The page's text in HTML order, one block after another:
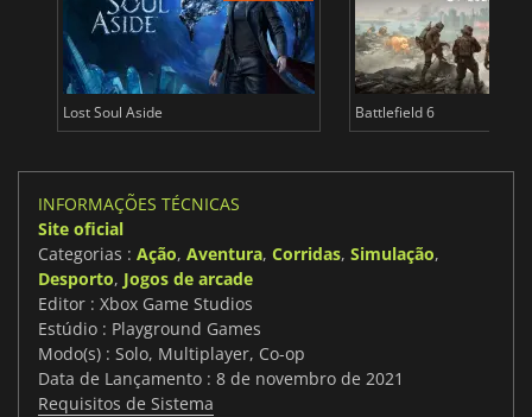
Lost Soul Aside Battlefield 6
INFORMAÇÕES TÉCNICAS
Site oficial
Categorias : Ação, Aventura, Corridas, Simulação,
Desporto, Jogos de arcade
Editor : Xbox Game Studios
Estúdio : Playground Games
Modo(s) : Solo, Multiplayer, Co-op
Data de Lançamento : 8 de novembro de 2021
Requisitos de Sistema